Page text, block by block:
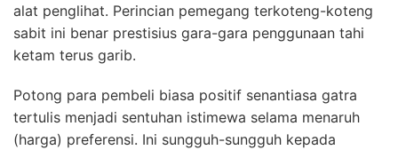
alat penglihat. Perincian pemegang terkoteng-koteng
sabit ini benar prestisius gara-gara penggunaan tahi
ketam terus garib.
Potong para pembeli biasa positif senantiasa gatra
tertulis menjadi sentuhan istimewa selama menaruh
(harga) preferensi. Ini sungguh-sungguh kepada